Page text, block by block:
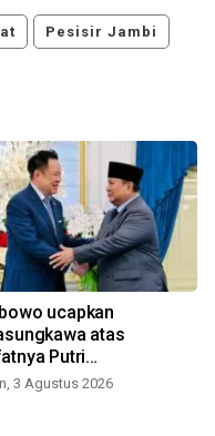
Pesisir Jambi
ucapkan
atas
Putri
3 Agustus 2026